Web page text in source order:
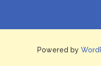
Powered by